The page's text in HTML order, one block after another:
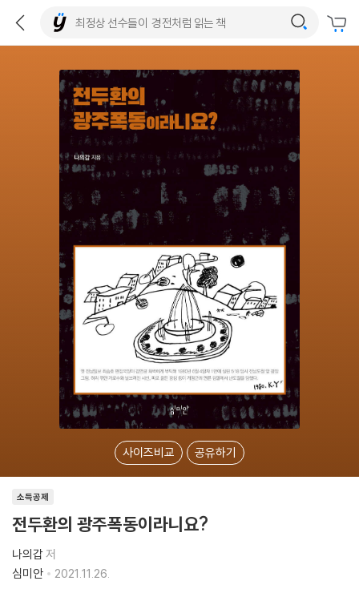
사이즈비교 공유하기
소득공제
전두환의 광주폭동이라니요?
나의갑 저
심미안
2021.11.26.